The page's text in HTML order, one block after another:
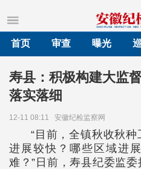
首页
审查 曝光
寿县：积极构建大监
落实落细
12-11 08:11 安徽纪检监察网
“目前，全镇秋收秋
进展较快？哪些区域进
难？”日前，寿县纪委监